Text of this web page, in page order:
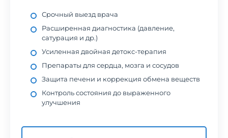
Срочный выезд врача
Расширенная диагностика (давление,
сатурация и др.)
Усиленная двойная детокс-терапия
Препараты для сердца, мозга и сосудов
Защита печени и коррекция обмена веществ
Контроль состояния до выраженного
улучшения